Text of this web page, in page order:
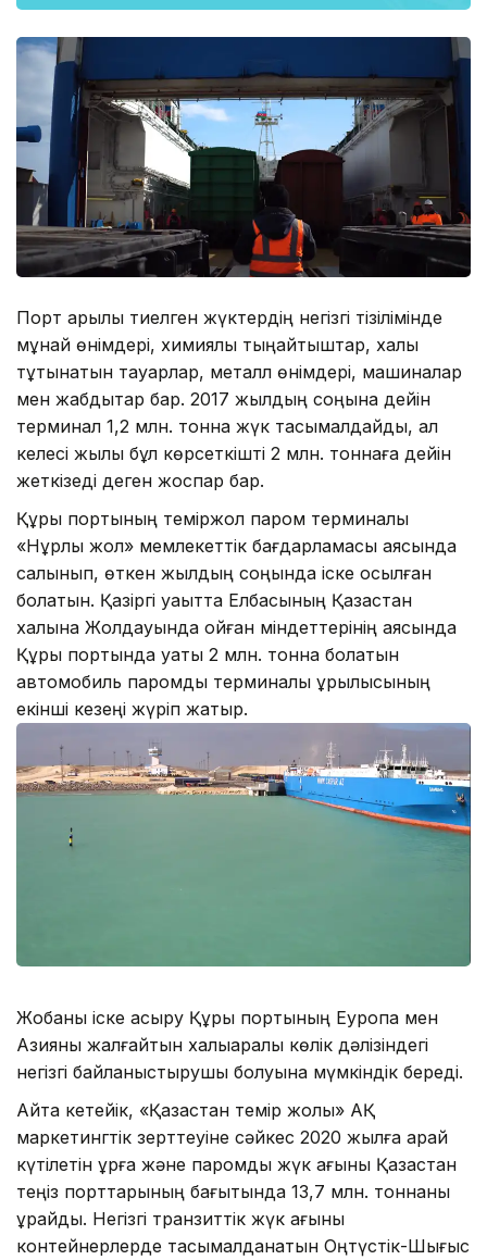
Порт арқылы тиелген жүктердің негізгі тізілімінде
мұнай өнімдері, химиялық тыңайтқыштар, халық
тұтынатын тауарлар, металл өнімдері, машиналар
мен жабдықтар бар. 2017 жылдың соңына дейін
терминал 1,2 млн. тонна жүк тасымалдайды, ал
келесі жылы бұл көрсеткішті 2 млн. тоннаға дейін
жеткізеді деген жоспар бар.
Құрық портының теміржол паром терминалы
«Нұрлы жол» мемлекеттік бағдарламасы аясында
салынып, өткен жылдың соңында іске қосылған
болатын. Қазіргі уақытта Елбасының Қазақстан
халқына Жолдауында қойған міндеттерінің аясында
Құрық портында қуаты 2 млн. тонна болатын
автомобиль паромдық терминалы құрылысының
екінші кезеңі жүріп жатыр.
Жобаны іске асыру Құрық портының Еуропа мен
Азияны жалғайтын халықаралық көлік дәлізіндегі
негізгі байланыстырушы болуына мүмкіндік береді.
Айта кетейік, «Қазақстан темір жолы» АҚ
маркетингтік зерттеуіне сәйкес 2020 жылға қарай
күтілетін құрғақ және паромдық жүк ағыны Қазақстан
теңіз порттарының бағытында 13,7 млн. тоннаны
құрайды. Негізгі транзиттік жүк ағыны
контейнерлерде тасымалданатын Оңтүстік-Шығыс